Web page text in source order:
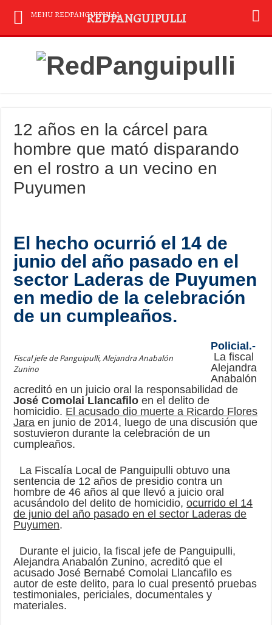
12 años en la cárcel para
hombre que mató disparando
en el rostro a un vecino en
Puyumen
El hecho ocurrió el 14 de
junio del año pasado en el
sector Laderas de Puyumen
en medio de la celebración
de un cumpleaños.
Fiscal jefe de Panguipulli, Alejandra Anabalón
Zunino
Policial.-
La fiscal
Alejandra
Anabalón
acreditó en un juicio oral la responsabilidad de
José Comolai Llancafilo en el delito de
homicidio. El acusado dio muerte a Ricardo Flores
Jara en junio de 2014, luego de una discusión que
sostuvieron durante la celebración de un
cumpleaños.
La Fiscalía Local de Panguipulli obtuvo una
sentencia de 12 años de presidio contra un
hombre de 46 años al que llevó a juicio oral
acusándolo del delito de homicidio,ocurrido el 14
de junio del año pasado en el sector Laderas de
Puyumen.
Durante el juicio, la fiscal jefe de Panguipulli,
Alejandra Anabalón Zunino, acreditó que el
acusado José Bernabé Comolai Llancafilo es
autor de este delito, para lo cual presentó pruebas
testimoniales, periciales, documentales y
materiales.
MENU REDPANGUIPULLIREDPANGUIPULLI